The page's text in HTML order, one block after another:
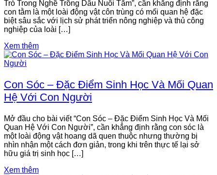
Trò Trong Nghề Trồng Dâu Nuôi Tằm”, cần khẳng định rằng
con tằm là một loài động vật côn trùng có mối quan hệ đặc
biệt sâu sắc với lịch sử phát triển nông nghiệp và thủ công
nghiệp của loài […]
Xem thêm
Con Sóc – Đặc Điểm Sinh Học Và Mối Quan
Hệ Với Con Người
Mở đầu cho bài viết “Con Sóc – Đặc Điểm Sinh Học Và Mối
Quan Hệ Với Con Người”, cần khẳng định rằng con sóc là
một loài động vật hoang dã quen thuộc nhưng thường bị
nhìn nhận một cách đơn giản, trong khi trên thực tế lại sở
hữu giá trị sinh học […]
Xem thêm